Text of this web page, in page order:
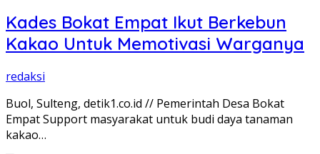
Kades Bokat Empat Ikut Berkebun
Kakao Untuk Memotivasi Warganya
redaksi
Buol, Sulteng, detik1.co.id // Pemerintah Desa Bokat
Empat Support masyarakat untuk budi daya tanaman
kakao…